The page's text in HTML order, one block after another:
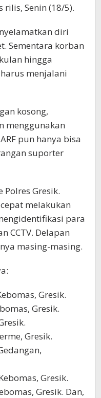
Senin (18/5).
diri
Sementara korban
hingga
menjalani
kosong,
menggunakan
pun hanya bisa
suporter
Gresik.
melakukan
para
CCTV. Delapan
masing-masing.
Gresik.
Gresik.
Gresik.
Gresik.
Gresik. Dan,